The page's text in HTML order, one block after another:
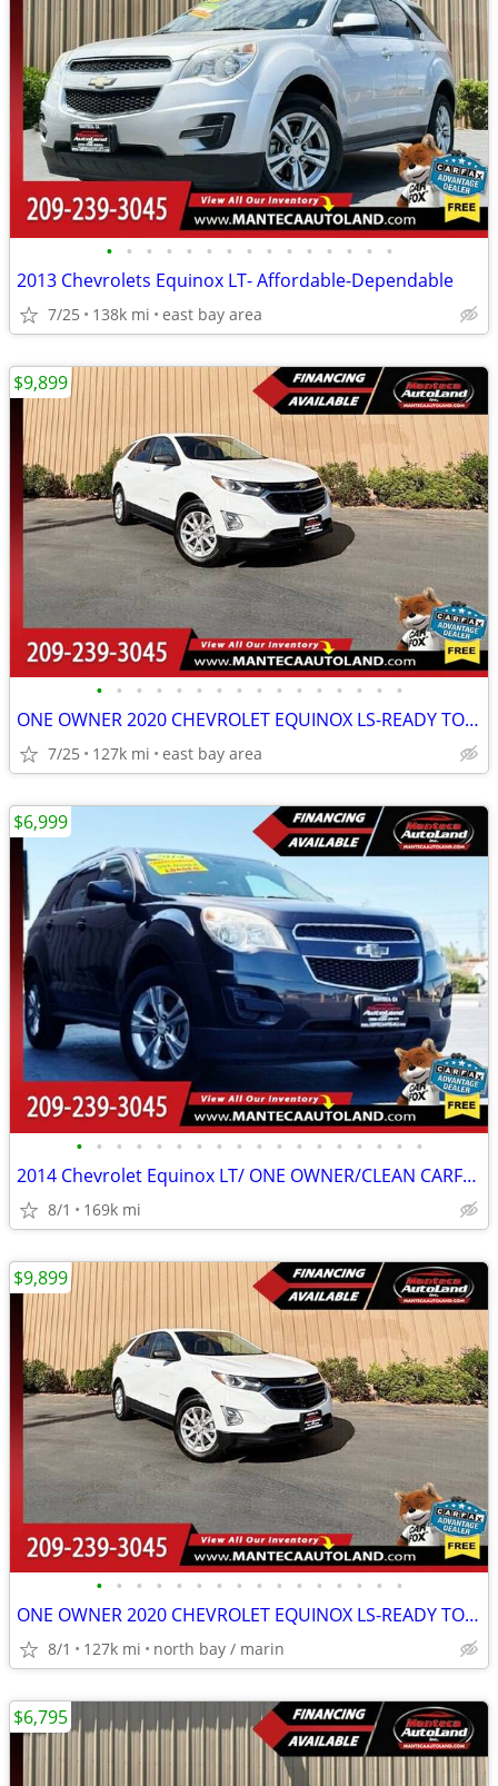
• • • • • • • • • • • • • • •
2013 Chevrolets Equinox LT- Affordable-Dependable
7/25 138k mi east bay area
• • • • • • • • • • • • • • • •
ONE OWNER 2020 CHEVROLET EQUINOX LS-READY TO DRIVE!
7/25 127k mi east bay area
$9,899
• • • • • • • • • • • • • • • • • •
2014 Chevrolet Equinox LT/ ONE OWNER/CLEAN CARFAX
8/1 169k mi
$6,999
• • • • • • • • • • • • • • • •
ONE OWNER 2020 CHEVROLET EQUINOX LS-READY TO DRIVE!
8/1 127k mi north bay / marin
$9,899
$6,795